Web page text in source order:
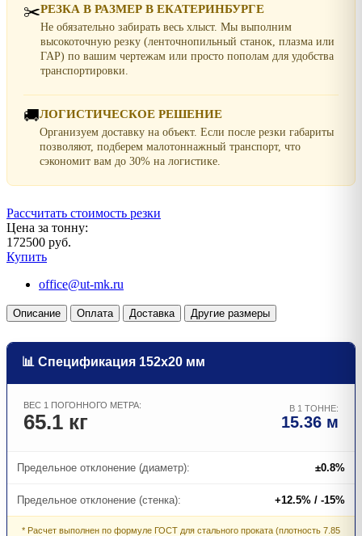
✂️РЕЗКА В РАЗМЕР В ЕКАТЕРИНБУРГЕ
Не обязательно забирать весь хлыст. Мы выполним
высокоточную резку (ленточнопильный станок, плазма или
ГАР) по вашим чертежам или просто пополам для удобства
транспортировки.
🚚ЛОГИСТИЧЕСКОЕ РЕШЕНИЕ
Организуем доставку на объект. Если после резки габариты
позволяют, подберем малотоннажный транспорт, что
сэкономит вам до 30% на логистике.
Рассчитать стоимость резки
Цена за тонну:
172500 руб.
Купить
office@ut-mk.ru
Описание Оплата Доставка Другие размеры
📊 Спецификация 152х20 мм
ВЕС 1 ПОГОННОГО МЕТРА:
65.1 кг
В 1 ТОННЕ:
15.36 м
Предельное отклонение (диаметр): ±0.8%
Предельное отклонение (стенка): +12.5% / -15%
* Расчет выполнен по формуле ГОСТ для стального проката (плотность 7.85